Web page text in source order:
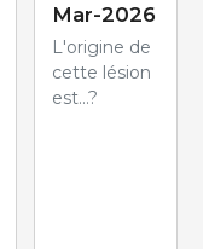
Mar-2026
L'origine de
cette lésion
est...?